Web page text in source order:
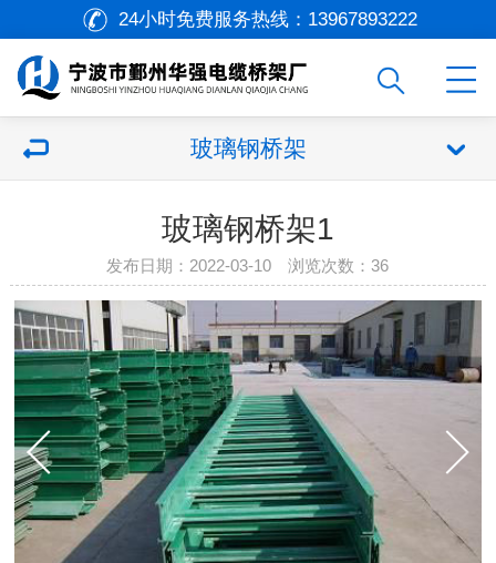
24小时免费服务热线： 13967893222
玻璃钢桥架
玻璃钢桥架1
发布日期：2022-03-10 浏览次数：36